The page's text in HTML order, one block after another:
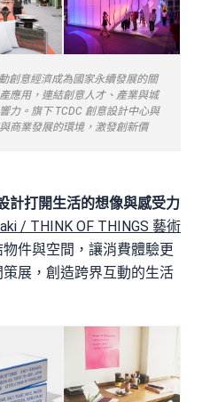
創意經濟成為國家永續發展的關
應用，連結創意人才、產業與城
力。旗下 TCDC 創意設計中心與
商業發展的環境，激發創新價
計打開生活的想像與感受力
/ THINK OF THINGS 藝術
件與空間，讓消費體驗更
展，創造跨界互動的生活